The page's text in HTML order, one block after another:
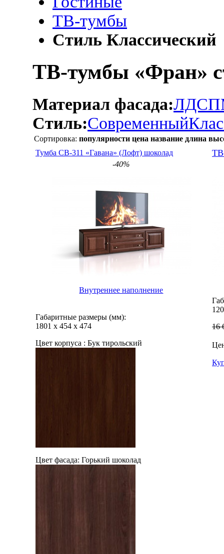
ТВ-тумбы
Стиль Классический
ТВ-тумбы «Фран»
Материал фасада:ЛДСП
Стиль:Современный
Сортировка: популярности цена название длина
Тумба СВ-311 «Гавана» (Лофт) шоколад
-40%
Внутреннее наполнение
Габаритные размеры (мм):
1801 х 454 х 474
Цвет корпуса : Бук тирольский
Цвет фасада: Горький шоколад
16